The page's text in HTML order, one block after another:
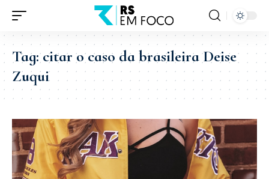
Tag:citar o caso da brasileira Deise
Zuqui